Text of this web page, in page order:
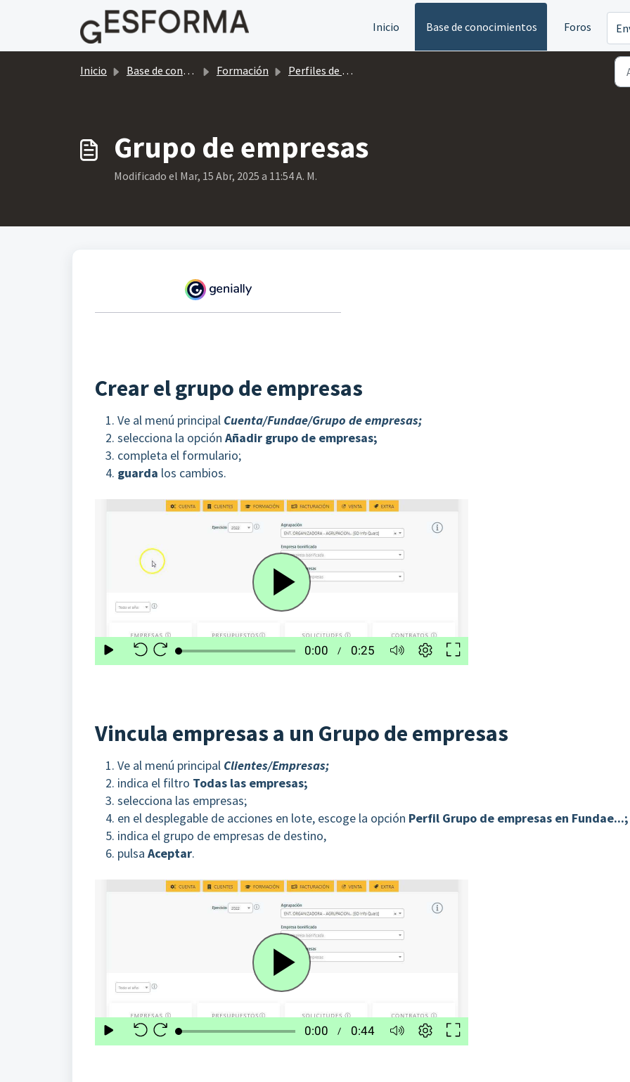
Saltar al contenido principal
Inicio
Base de conocimientos Foros
Inicio Base de conocimientos Formación Perfiles de gestión
Grupo de empresas
Modificado el Mar, 15 Abr, 2025 a 11:54 A. M.
Crear el grupo de empresas
Ve al menú principal Cuenta/Fundae/Grupo de empresas;
selecciona la opción Añadir grupo de empresas;
completa el formulario;
guarda los cambios.
Vincula empresas a un Grupo de empresas
Ve al menú principal Clientes/Empresas;
indica el filtro Todas las empresas;
selecciona las empresas;
en el desplegable de acciones en lote, escoge la opción Perfil Grupo de empresas en Fundae...;
indica el grupo de empresas de destino,
pulsa Aceptar.